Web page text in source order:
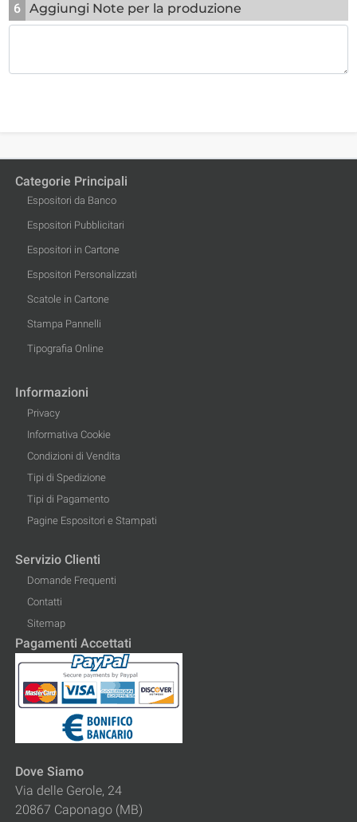
6 Aggiungi Note per la produzione
Categorie Principali
Espositori da Banco
Espositori Pubblicitari
Espositori in Cartone
Espositori Personalizzati
Scatole in Cartone
Stampa Pannelli
Tipografia Online
Informazioni
Privacy
Informativa Cookie
Condizioni di Vendita
Tipi di Spedizione
Tipi di Pagamento
Pagine Espositori e Stampati
Servizio Clienti
Domande Frequenti
Contatti
Sitemap
Pagamenti Accettati
Dove Siamo
Via delle Gerole, 24
20867 Caponago (MB)